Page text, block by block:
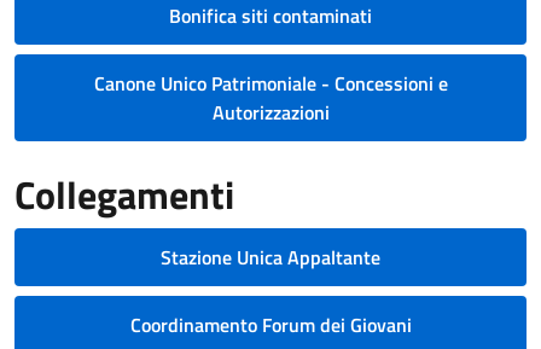
Bonifica siti contaminati
Canone Unico Patrimoniale - Concessioni e
Autorizzazioni
Collegamenti
Stazione Unica Appaltante
Coordinamento Forum dei Giovani